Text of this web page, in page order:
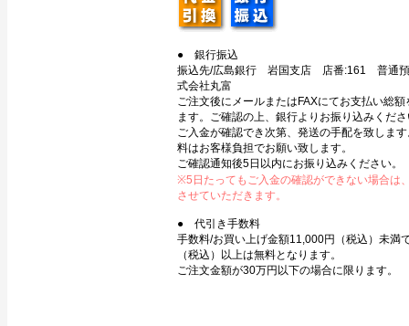
● 銀行振込
振込先/広島銀行 岩国支店 店番:161 普通
式会社丸富
ご注文後にメールまたはFAXにてお支払い総
ます。ご確認の上、銀行よりお振り込みくだ
ご入金が確認でき次第、発送の手配を致しま
料はお客様負担でお願い致します。
ご確認通知後5日以内にお振り込みください。
※5日たってもご入金の確認ができない場合は
させていただきます。
● 代引き手数料
手数料/お買い上げ金額11,000円（税込）未満
（税込）以上は無料となります。
ご注文金額が30万円以下の場合に限ります。